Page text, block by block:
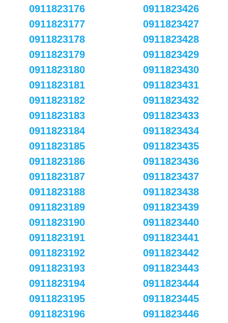
0911823176
0911823177
0911823178
0911823179
0911823180
0911823181
0911823182
0911823183
0911823184
0911823185
0911823186
0911823187
0911823188
0911823189
0911823190
0911823191
0911823192
0911823193
0911823194
0911823195
0911823196
0911823426
0911823427
0911823428
0911823429
0911823430
0911823431
0911823432
0911823433
0911823434
0911823435
0911823436
0911823437
0911823438
0911823439
0911823440
0911823441
0911823442
0911823443
0911823444
0911823445
0911823446